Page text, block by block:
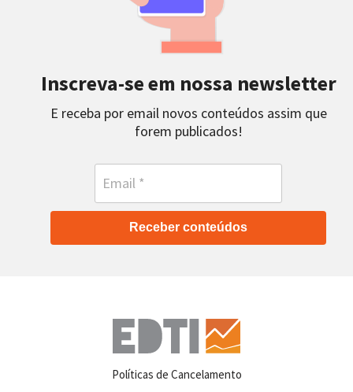
Inscreva-se em nossa newsletter
E receba por email novos conteúdos assim que
forem publicados!
Receber conteúdos
Políticas de Cancelamento